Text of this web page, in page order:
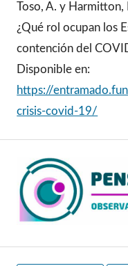
Toso, A. y Harmitton,
¿Qué rol ocupan los
contención del
Disponible en:
https://
crisis-covid-19/